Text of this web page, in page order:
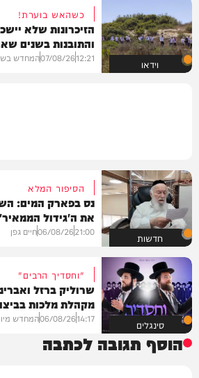
וידאו
כשהאש בוערת!
הזיכרונות שלא
והתובנות בשנים
12:21
07/08/26המחדש
חדשות
הסיפור המלא
נס בפארק המים:
את ה'גידול הממאיר'
21:00
06/08/26חיים גפן
סינגלים
"וחסדיך הרבים"
שרוליק ברזל
מקהלת מלכות
14:17
06/08/26המחדש
הוסף תגובה לכתבה